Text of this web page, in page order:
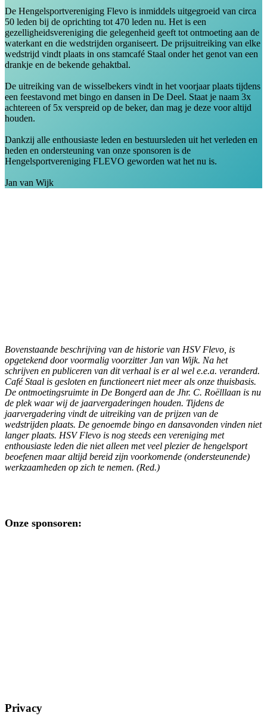
De Hengelsportvereniging Flevo is inmiddels uitgegroeid van circa
50 leden bij de oprichting tot 470 leden nu. Het is een
gezelligheidsvereniging die gelegenheid geeft tot ontmoeting aan de
waterkant en die wedstrijden organiseert. De prijsuitreiking van elke
wedstrijd vindt plaats in ons stamcafé Staal onder het genot van een
drankje en de bekende gehaktbal.
De uitreiking van de wisselbekers vindt in het voorjaar plaats tijdens
een feestavond met bingo en dansen in De Deel. Staat je naam 3x
achtereen of 5x verspreid op de beker, dan mag je deze voor altijd
houden.
Dankzij alle enthousiaste leden en bestuursleden uit het verleden en
heden en ondersteuning van onze sponsoren is de
Hengelsportvereniging FLEVO geworden wat het nu is.
Jan van Wijk
Bovenstaande beschrijving van de historie van HSV Flevo, is
opgetekend door voormalig voorzitter Jan van Wijk. Na het
schrijven en publiceren van dit verhaal is er al wel e.e.a. veranderd.
Café Staal is gesloten en functioneert niet meer als onze thuisbasis.
De ontmoetingsruimte in De Bongerd aan de Jhr. C. Roëlllaan is nu
de plek waar wij de jaarvergaderingen houden. Tijdens de
jaarvergadering vindt de uitreiking van de prijzen van de
wedstrijden plaats. De genoemde bingo en dansavonden vinden niet
langer plaats. HSV Flevo is nog steeds een vereniging met
enthousiaste leden die niet alleen met veel plezier de hengelsport
beoefenen maar altijd bereid zijn voorkomende (ondersteunende)
werkzaamheden op zich te nemen. (Red.)
Onze sponsoren:
Privacy